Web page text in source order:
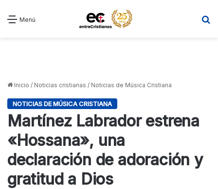
Menú
Inicio / Noticias cristianas / Noticias de Música Cristiana
NOTICIAS DE MÚSICA CRISTIANA
Martínez Labrador estrena
«Hossana», una
declaración de adoración y
gratitud a Dios